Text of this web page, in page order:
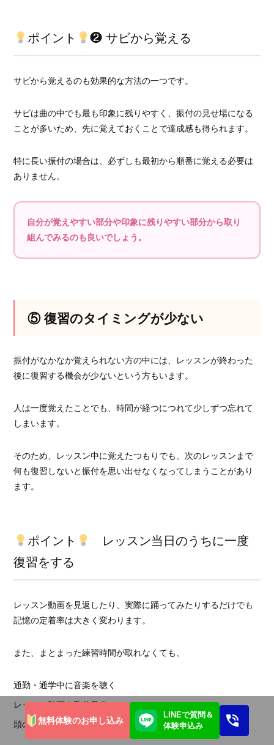
無料体験のお申し込み
LINEで質問＆
体験申込み
ポイント ❷ サビから覚える
サビから覚えるのも効果的な方法の一つです。
サビは曲の中でも最も印象に残りやすく、振付の見せ場になる
ことが多いため、先に覚えておくことで達成感も得られます。
特に長い振付の場合は、必ずしも最初から順番に覚える必要は
ありません。
自分が覚えやすい部分や印象に残りやすい部分から取り
組んでみるのも良いでしょう。
⑤ 復習のタイミングが少ない
振付がなかなか覚えられない方の中には、レッスンが終わった
後に復習する機会が少ないという方もいます。
人は一度覚えたことでも、時間が経つにつれて少しずつ忘れて
しまいます。
そのため、レッスン中に覚えたつもりでも、次のレッスンまで
何も復習しないと振付を思い出せなくなってしまうことがあり
ます。
ポイント
レッスン当日のうちに一度
復習をする
レッスン動画を見返したり、実際に踊ってみたりするだけでも
記憶の定着率は大きく変わります。
また、まとまった練習時間が取れなくても、
通勤・通学中に音楽を聴く
レッスン動画を数分見る
頭の中で振付を思い出してみる